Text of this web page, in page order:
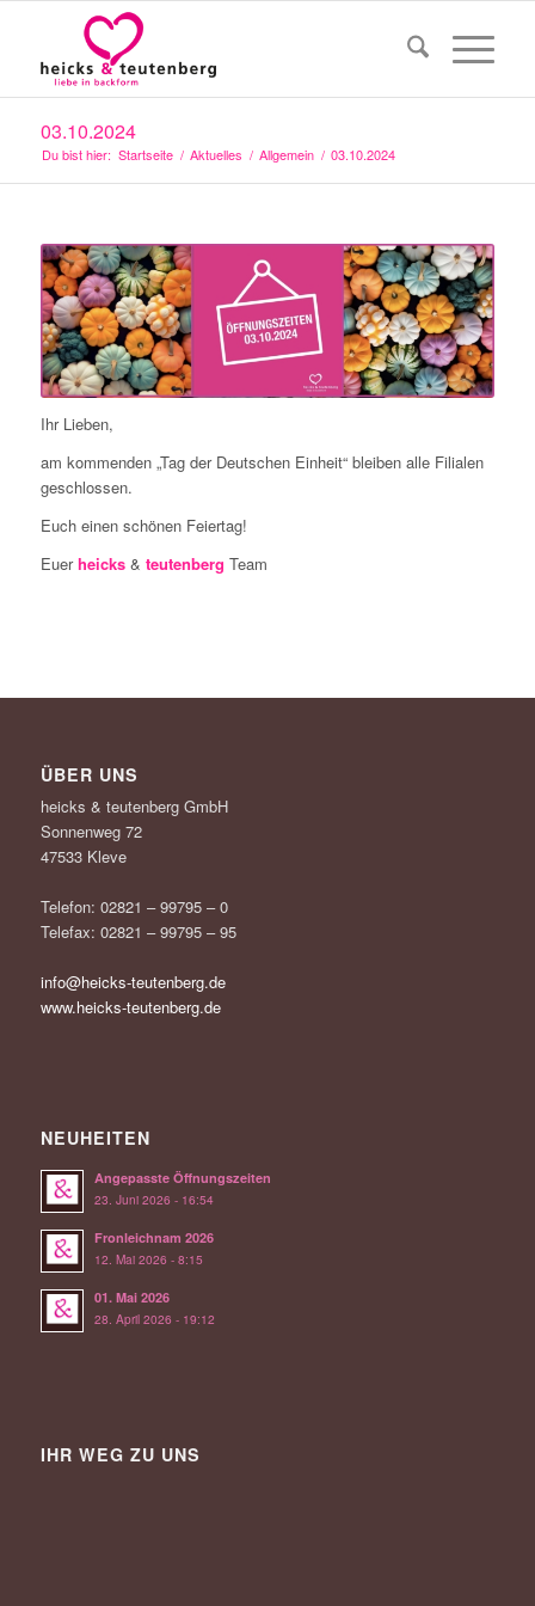
03.10.2024
Du bist hier: Startseite / Aktuelles / Allgemein / 03.10.2024
Ihr Lieben,
am kommenden „Tag der Deutschen Einheit“ bleiben alle Filialen
geschlossen.
Euch einen schönen Feiertag!
Euerheicks & teutenberg Team
ÜBER UNS
heicks & teutenberg GmbH
Sonnenweg 72
47533 Kleve
Telefon: 02821 – 99795 – 0
Telefax: 02821 – 99795 – 95
info@heicks-teutenberg.de
www.heicks-teutenberg.de
NEUHEITEN
Angepasste Öffnungszeiten
23. Juni 2026 - 16:54
Fronleichnam 2026
12. Mai 2026 - 8:15
01. Mai 2026
28. April 2026 - 19:12
IHR WEG ZU UNS